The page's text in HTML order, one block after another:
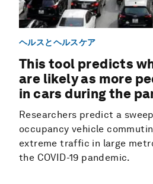
ヘルスとヘルスケア
This tool predicts
are likely as more
in cars during the
Researchers predict a
occupancy vehicle
extreme traffic in large
the COVID-19 pandemic.